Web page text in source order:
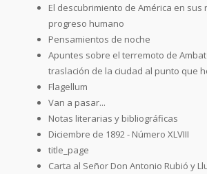
El descubrimiento de América en sus
progreso humano
Pensamientos de noche
Apuntes sobre el terremoto de
traslación de la ciudad al punto que
Flagellum
Van a pasar...
Notas literarias y bibliográficas
Diciembre de 1892 - Número XLVIII
title_page
Carta al Señor Don Antonio Rubió y